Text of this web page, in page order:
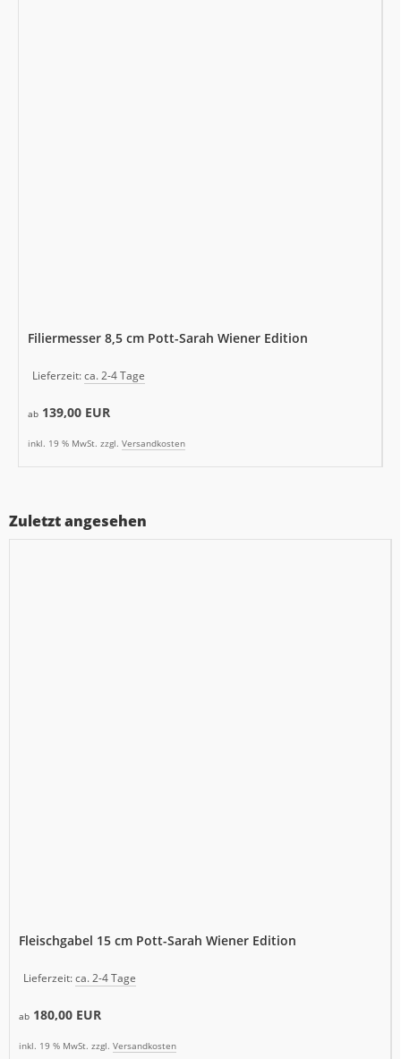
Filiermesser 8,5 cm Pott-Sarah Wiener Edition
Lieferzeit:ca. 2-4 Tage
ab 139,00 EUR
inkl. 19 % MwSt. zzgl. Versandkosten
Zuletzt angesehen
Fleischgabel 15 cm Pott-Sarah Wiener Edition
Lieferzeit:ca. 2-4 Tage
ab 180,00 EUR
inkl. 19 % MwSt. zzgl. Versandkosten